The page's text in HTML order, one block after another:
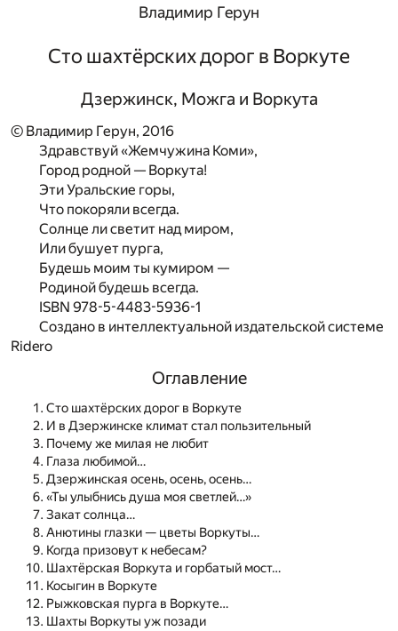
Владимир Герун
Сто шахтёрских дорог в Воркуте
Дзержинск, Можга и Воркута
© Владимир Герун, 2016
Здравствуй «Жемчужина Коми»,
Город родной — Воркута!
Эти Уральские горы,
Что покоряли всегда.
Солнце ли светит над миром,
Или бушует пурга,
Будешь моим ты кумиром —
Родиной будешь всегда.
ISBN 978-5-4483-5936-1
Создано в интеллектуальной издательской системе
Ridero
Оглавление
Сто шахтёрских дорог в Воркуте
И в Дзержинске климат стал пользительный
Почему же милая не любит
Глаза любимой…
Дзержинская осень, осень, осень…
«Ты улыбнись душа моя светлей…»
Закат солнца…
Анютины глазки — цветы Воркуты…
Когда призовут к небесам?
Шахтёрская Воркута и горбатый мост…
Косыгин в Воркуте
Рыжковская пурга в Воркуте…
Шахты Воркуты уж позади